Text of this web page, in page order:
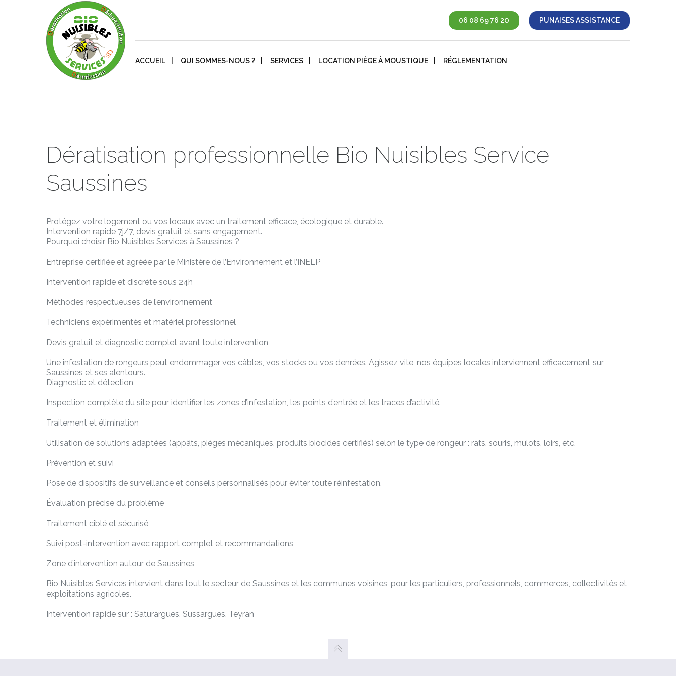
06 08 69 76 20 PUNAISES ASSISTANCE
ACCUEIL QUI SOMMES-NOUS ? SERVICES LOCATION PIÈGE À MOUSTIQUE RÉGLEMENTATION
Dératisation professionnelle Bio Nuisibles Service
Saussines
Protégez votre logement ou vos locaux avec un traitement efficace, écologique et durable.
Intervention rapide 7j/7, devis gratuit et sans engagement.
Pourquoi choisir Bio Nuisibles Services à Saussines ?
Entreprise certifiée et agréée par le Ministère de l’Environnement et l’INELP
Intervention rapide et discrète sous 24h
Méthodes respectueuses de l’environnement
Techniciens expérimentés et matériel professionnel
Devis gratuit et diagnostic complet avant toute intervention
Une infestation de rongeurs peut endommager vos câbles, vos stocks ou vos denrées. Agissez vite, nos équipes locales interviennent efficacement sur
Saussines et ses alentours.
Diagnostic et détection
Inspection complète du site pour identifier les zones d’infestation, les points d’entrée et les traces d’activité.
Traitement et élimination
Utilisation de solutions adaptées (appâts, pièges mécaniques, produits biocides certifiés) selon le type de rongeur : rats, souris, mulots, loirs, etc.
Prévention et suivi
Pose de dispositifs de surveillance et conseils personnalisés pour éviter toute réinfestation.
Évaluation précise du problème
Traitement ciblé et sécurisé
Suivi post-intervention avec rapport complet et recommandations
Zone d’intervention autour de Saussines
Bio Nuisibles Services intervient dans tout le secteur de Saussines et les communes voisines, pour les particuliers, professionnels, commerces, collectivités et
exploitations agricoles.
Intervention rapide sur : Saturargues, Sussargues, Teyran